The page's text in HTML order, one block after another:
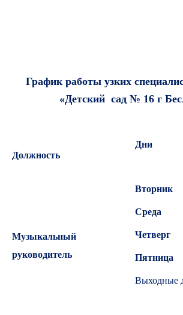
График работы узких
«Детский сад № 16 г
Должность
Дни
Музыкальный
руководитель
Вторник
Среда
Четверг
Пятница
Выходные